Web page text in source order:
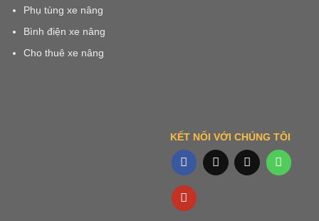
Phụ tùng xe nâng
Bình điện xe nâng
Cho thuê xe nâng
KẾT NỐI VỚI CHÚNG TÔI